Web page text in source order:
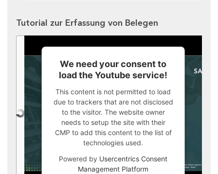
Tutorial zur Erfassung von Belegen
We need your consent to
load the Youtube service!
This content is not permitted to load
due to trackers that are not disclosed
to the visitor. The website owner
needs to setup the site with their
CMP to add this content to the list of
technologies used.
Powered by Usercentrics Consent
Management Platform